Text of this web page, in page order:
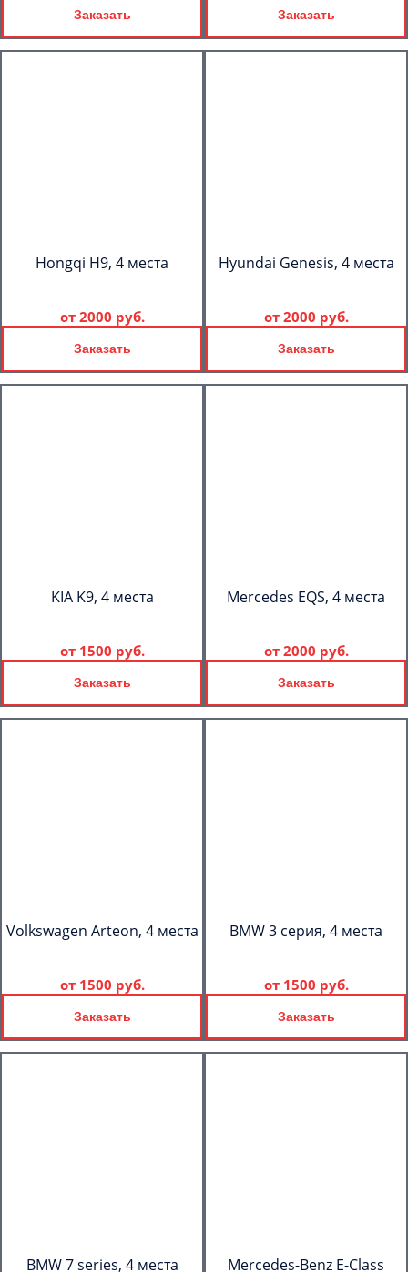
Заказать Заказать
Hongqi H9, 4 места
от 2000 руб.
Заказать
Hyundai Genesis, 4 места
от 2000 руб.
Заказать
KIA K9, 4 места
от 1500 руб.
Заказать
Mercedes EQS, 4 места
от 2000 руб.
Заказать
Volkswagen Arteon, 4 места
от 1500 руб.
Заказать
BMW 3 серия, 4 места
от 1500 руб.
Заказать
BMW 7 series, 4 места Mercedes-Benz E-Class